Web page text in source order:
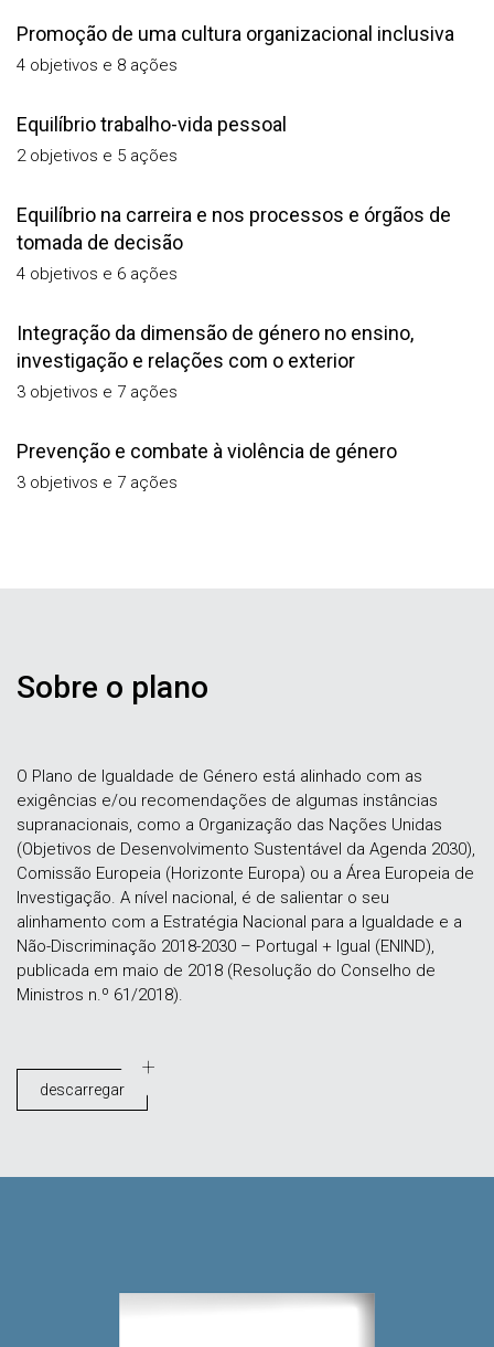
Promoção de uma cultura organizacional inclusiva
4 objetivos e 8 ações
Equilíbrio trabalho-vida pessoal
2 objetivos e 5 ações
Equilíbrio na carreira e nos processos e órgãos de
tomada de decisão
4 objetivos e 6 ações
Integração da dimensão de género no ensino,
investigação e relações com o exterior
3 objetivos e 7 ações
Prevenção e combate à violência de género
3 objetivos e 7 ações
Sobre o plano
O Plano de Igualdade de Género está alinhado com as
exigências e/ou recomendações de algumas instâncias
supranacionais, como a Organização das Nações Unidas
(Objetivos de Desenvolvimento Sustentável da Agenda 2030),
Comissão Europeia (Horizonte Europa) ou a Área Europeia de
Investigação. A nível nacional, é de salientar o seu
alinhamento com a Estratégia Nacional para a Igualdade e a
Não-Discriminação 2018-2030 – Portugal + Igual (ENIND),
publicada em maio de 2018 (Resolução do Conselho de
Ministros n.º 61/2018).
descarregar